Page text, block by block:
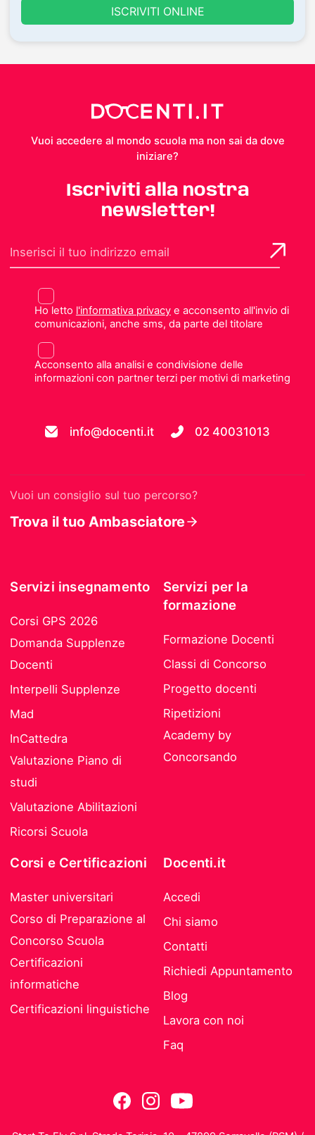
ISCRIVITI ONLINE
Vuoi accedere al mondo scuola ma non sai da dove
iniziare?
Iscriviti alla nostra
newsletter!
Ho letto l'informativa privacye acconsento all'invio di
comunicazioni, anche sms, da parte del titolare
Acconsento alla analisi e condivisione delle
informazioni con partner terzi per motivi di marketing
info@docenti.it 02 40031013
Vuoi un consiglio sul tuo percorso?
Trova il tuo Ambasciatore
Servizi insegnamento
Corsi GPS 2026
Domanda Supplenze
Docenti
Interpelli Supplenze
Mad
InCattedra
Valutazione Piano di
studi
Valutazione Abilitazioni
Ricorsi Scuola
Servizi per la
formazione
Formazione Docenti
Classi di Concorso
Progetto docenti
Ripetizioni
Academy by
Concorsando
Corsi e Certificazioni
Master universitari
Corso di Preparazione al
Concorso Scuola
Certificazioni
informatiche
Certificazioni linguistiche
Docenti.it
Accedi
Chi siamo
Contatti
Richiedi Appuntamento
Blog
Lavora con noi
Faq